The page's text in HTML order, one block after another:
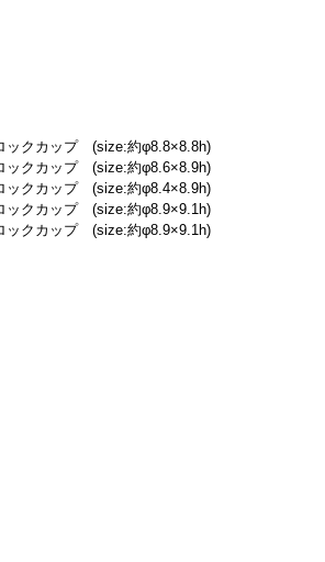
クカップ　(size:約φ8.8×8.8h)
クカップ　(size:約φ8.6×8.9h)
クカップ　(size:約φ8.4×8.9h)
クカップ　(size:約φ8.9×9.1h)
クカップ　(size:約φ8.9×9.1h)